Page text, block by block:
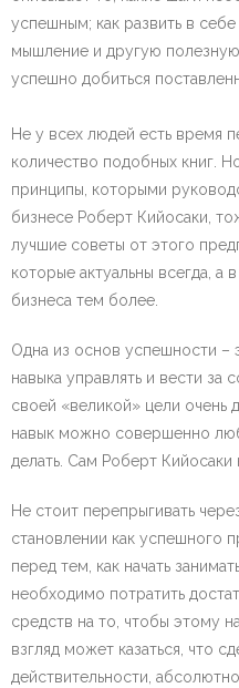
успешным; как развить в
мышление и другую
успешно добиться
Не у всех людей есть время
количество подобных книг.
принципы, которыми
бизнесе Роберт Кийосаки,
лучшие советы от этого
которые актуальны всегда, а
бизнеса тем более.
Одна из основ успешности –
навыка управлять и вести за
своей «великой» цели очень
навык можно совершенно
делать. Сам Роберт
Не стоит перепрыгивать
становлении как успешного
перед тем, как начать
необходимо потратить
средств на то, чтобы этому
взгляд может казаться, что
действительности,